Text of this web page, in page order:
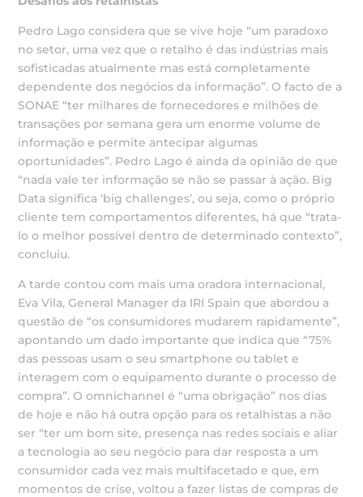
Pedro Lago considera que se vive hoje “um paradoxo
no setor, uma vez que o retalho é das indústrias mais
sofisticadas atualmente mas está completamente
dependente dos negócios da informação”. O facto de a
SONAE “ter milhares de fornecedores e milhões de
transações por semana gera um enorme volume de
informação e permite antecipar algumas
oportunidades”. Pedro Lago é ainda da opinião de que
“nada vale ter informação se não se passar à ação. Big
Data significa ‘big challenges’, ou seja, como o próprio
cliente tem comportamentos diferentes, há que “trata-
lo o melhor possível dentro de determinado contexto”,
concluiu.
A tarde contou com mais uma oradora internacional,
Eva Vila, General Manager da IRI Spain que abordou a
questão de “os consumidores mudarem rapidamente”,
apontando um dado importante que indica que “75%
das pessoas usam o seu smartphone ou tablet e
interagem com o equipamento durante o processo de
compra”. O omnichannel é “uma obrigação” nos dias
de hoje e não há outra opção para os retalhistas a não
ser “ter um bom site, presença nas redes sociais e aliar
a tecnologia ao seu negócio para dar resposta a um
consumidor cada vez mais multifacetado e que, em
momentos de crise, voltou a fazer listas de compras de